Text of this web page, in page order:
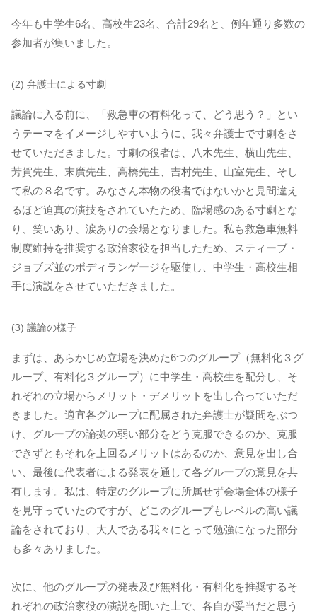
今年も中学生6名、高校生23名、合計29名と、例年通り多数の
参加者が集いました。
(2) 弁護士による寸劇
議論に入る前に、「救急車の有料化って、どう思う？」とい
うテーマをイメージしやすいように、我々弁護士で寸劇をさ
せていただきました。寸劇の役者は、八木先生、横山先生、
芳賀先生、末廣先生、高橋先生、吉村先生、山室先生、そし
て私の８名です。みなさん本物の役者ではないかと見間違え
るほど迫真の演技をされていたため、臨場感のある寸劇とな
り、笑いあり、涙ありの会場となりました。私も救急車無料
制度維持を推奨する政治家役を担当したため、スティーブ・
ジョブズ並のボディランゲージを駆使し、中学生・高校生相
手に演説をさせていただきました。
(3) 議論の様子
まずは、あらかじめ立場を決めた6つのグループ（無料化３グ
ループ、有料化３グループ）に中学生・高校生を配分し、そ
れぞれの立場からメリット・デメリットを出し合っていただ
きました。適宜各グループに配属された弁護士が疑問をぶつ
け、グループの論拠の弱い部分をどう克服できるのか、克服
できずともそれを上回るメリットはあるのか、意見を出し合
い、最後に代表者による発表を通して各グループの意見を共
有します。私は、特定のグループに所属せず会場全体の様子
を見守っていたのですが、どこのグループもレベルの高い議
論をされており、大人である我々にとって勉強になった部分
も多々ありました。
次に、他のグループの発表及び無料化・有料化を推奨するそ
れぞれの政治家役の演説を聞いた上で、各自が妥当だと思う